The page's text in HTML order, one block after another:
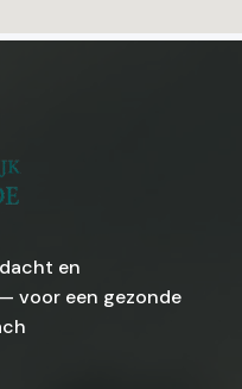
en
voor een gezonde